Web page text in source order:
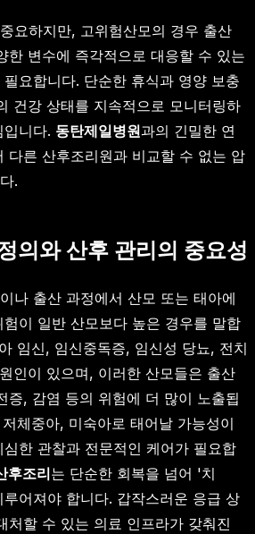
요하지만, 고위험산모의 경우 출산
한 변수에 즉각적으로 대응할 수 있는
요합니다. 단순한 휴식과 영양 보충
건강 상태를 지속적으로 모니터링하
니다. 동탄제일병원과의 긴밀한 연
다른 산후조리원과 비교할 수 없는 압
.
의와 산후 관리의 중요성
나 출산 과정에서 산모 또는 태아에
이 일반 산모보다 높은 경우를 말합
임신, 임신중독증, 임신성 당뇨, 전치
인이 있으며, 이러한 산모들은 출산
증, 감염 등의 위험에 더 많이 노출됩
체중아, 미숙아로 태어날 가능성이
한 관찰과 전문적인 케어가 필요합
후조리는 단순한 회복을 넘어 '치
어져야 합니다. 갑작스러운 응급 상
처할 수 있는 의료 인프라가 갖춰진